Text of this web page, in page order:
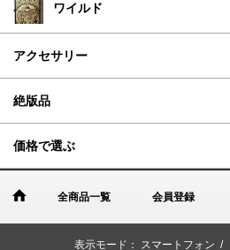
ワイルド
アクセサリー
絶版品
価格で選ぶ
全商品一覧 会員登録
表示モード： スマートフォン /